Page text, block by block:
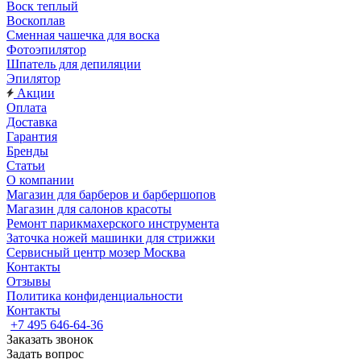
Воск теплый
Воскоплав
Сменная чашечка для воска
Фотоэпилятор
Шпатель для депиляции
Эпилятор
Акции
Оплата
Доставка
Гарантия
Бренды
Статьи
О компании
Магазин для барберов и барбершопов
Магазин для салонов красоты
Ремонт парикмахерского инструмента
Заточка ножей машинки для стрижки
Сервисный центр мозер Москва
Контакты
Отзывы
Политика конфиденциальности
Контакты
+7 495 646-64-36
Заказать звонок
Задать вопрос